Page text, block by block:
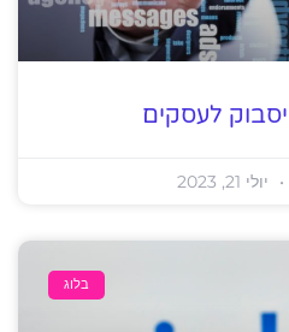
לעסקים
יולי 21, 2023
בלוג